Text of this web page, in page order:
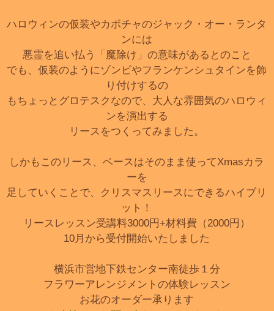
ハロウィンの仮装やカボチャのジャック・オー・ランタ
ンには
悪霊を追い払う「魔除け」の意味があるとのこと
でも、仮装のようにゾンビやフランケンシュタインを飾
り付けするの
もちょっとグロテスクなので、大人な雰囲気のハロウィ
ンを演出する
リースをつくってみました。
しかもこのリース、ベースはそのまま使ってXmasカラ
ーを
足していくことで、クリスマスリースにできるハイブリ
ット！
リースレッスン受講料3000円+材料費（2000円）
10月から受付開始いたしました
横浜市営地下鉄センター南徒歩１分
フラワーアレンジメントの体験レッスン
お花のオーダー承ります